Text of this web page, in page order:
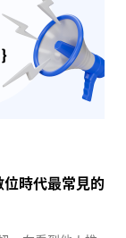
時代最常見的